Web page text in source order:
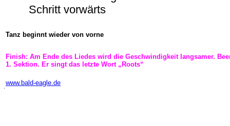
Schritt vorwärts
Tanz beginnt wieder von vorne
Finish: Am Ende des Liedes wird die Geschwindigkeit langsamer.
1. Sektion. Er singt das letzte Wort „Roots“
www.bald-eagle.de